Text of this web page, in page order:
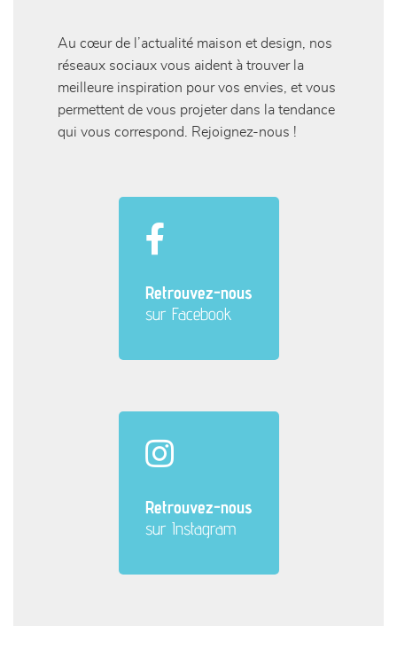
Au cœur de l’actualité maison et design, nos
réseaux sociaux vous aident à trouver la
meilleure inspiration pour vos envies, et vous
permettent de vous projeter dans la tendance
qui vous correspond. Rejoignez-nous !
Retrouvez-nous
sur Facebook
Retrouvez-nous
sur Instagram